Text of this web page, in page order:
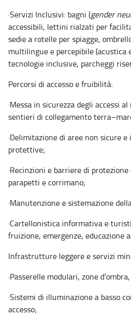
·Servizi Inclusivi: bagni (gender
accessibili, lettini rialzati per
sedie a rotelle per spiagge,
multilingue e percepibile
tecnologie inclusive, parcheggi
Percorsi di accesso e fruibilità:
·Messa in sicurezza degli accessi
sentieri di collegamento
·Delimitazione di aree non sicure
protettive;
·Recinzioni e barriere di
parapetti e corrimano;
·Manutenzione e sistemazione
·Cartellonistica informativa e
fruizione, emergenze, educazione
Infrastrutture leggere e servizi
·Passerelle modulari, zone
·Sistemi di illuminazione a basso
accesso;